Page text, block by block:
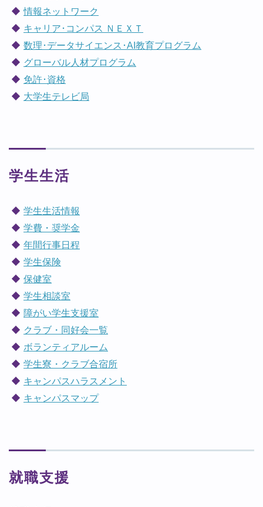
情報ネットワーク
キャリア･コンパス ＮＥＸＴ
数理･データサイエンス･AI教育プログラム
グローバル人材プログラム
免許･資格
大学生テレビ局
学生生活
学生生活情報
学費・奨学金
年間行事日程
学生保険
保健室
学生相談室
障がい学生支援室
クラブ・同好会一覧
ボランティアルーム
学生寮・クラブ合宿所
キャンパスハラスメント
キャンパスマップ
就職支援